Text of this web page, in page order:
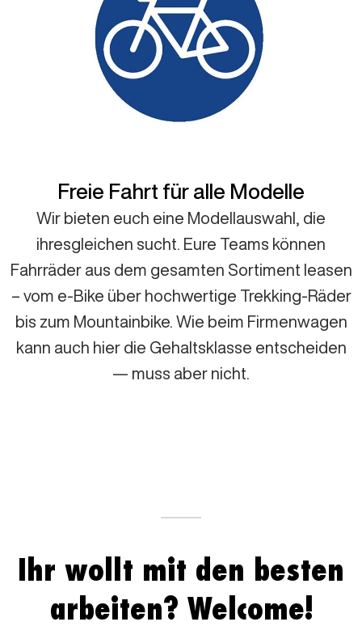
Freie Fahrt für alle Modelle
Wir bieten euch eine Modellauswahl, die
ihresgleichen sucht. Eure Teams können
Fahrräder aus dem gesamten Sortiment leasen
– vom e-Bike über hochwertige Trekking-Räder
bis zum Mountainbike. Wie beim Firmenwagen
kann auch hier die Gehaltsklasse entscheiden
— muss aber nicht.
Ihr wollt mit den besten
arbeiten? Welcome!